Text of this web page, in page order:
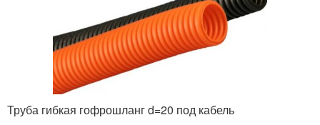
Труба гибкая гофрошланг d=20 под кабель